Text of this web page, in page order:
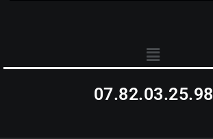
07.82.03.25.98